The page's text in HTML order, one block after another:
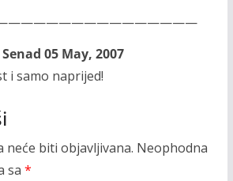
05 May, 2007
i samo naprijed!
neće biti objavljivana. Neophodna
sa *